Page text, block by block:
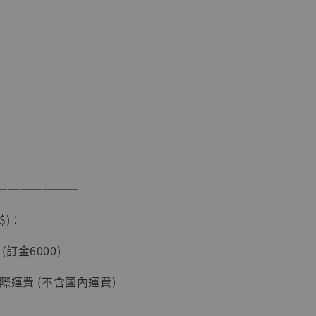
1/6系列
人偶 讓子
城縣長 張麻
：
訂金6000)
運費 (不含國內運費)